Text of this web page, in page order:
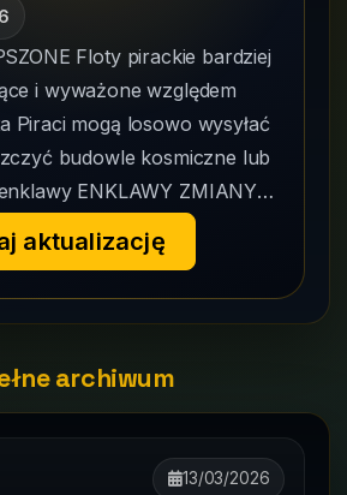
Floty pirackie bardziej
i wyważone względem
Piraci mogą losowo wysyłać
budowle kosmiczne lub
ENKLAWY ZMIANY
pozycji: znajdują się...
aktualizację
archiwum
13/03/2026